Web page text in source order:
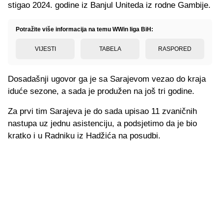
stigao 2024. godine iz Banjul Uniteda iz rodne Gambije.
Potražite više informacija na temu WWin liga BiH:
VIJESTI TABELA RASPORED
Dosadašnji ugovor ga je sa Sarajevom vezao do kraja
iduće sezone, a sada je produžen na još tri godine.
Za prvi tim Sarajeva je do sada upisao 11 zvaničnih
nastupa uz jednu asistenciju, a podsjetimo da je bio
kratko i u Radniku iz Hadžića na posudbi.